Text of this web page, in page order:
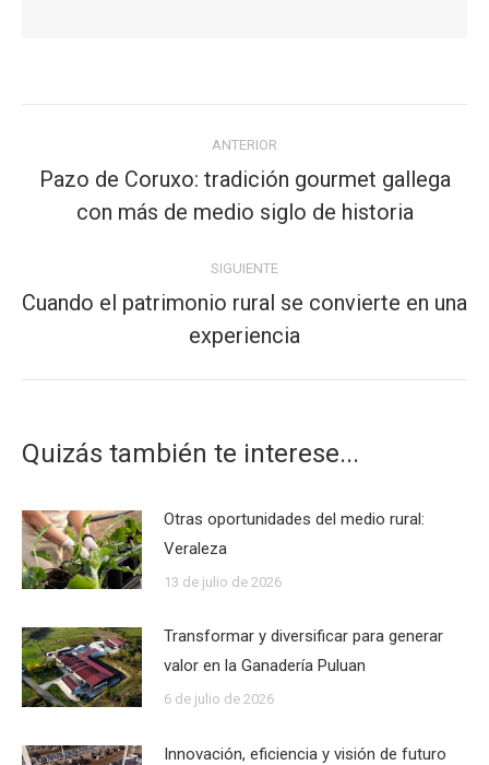
publicaciones
ANTERIOR
Publicación
anterior:
Pazo de Coruxo: tradición gourmet gallega
con más de medio siglo de historia
SIGUIENTE
Publicación
siguiente:
Cuando el patrimonio rural se convierte en una
experiencia
Quizás también te interese...
Otras oportunidades del medio rural:
Veraleza
13 de julio de 2026
Transformar y diversificar para generar
valor en la Ganadería Puluan
6 de julio de 2026
Innovación, eficiencia y visión de futuro